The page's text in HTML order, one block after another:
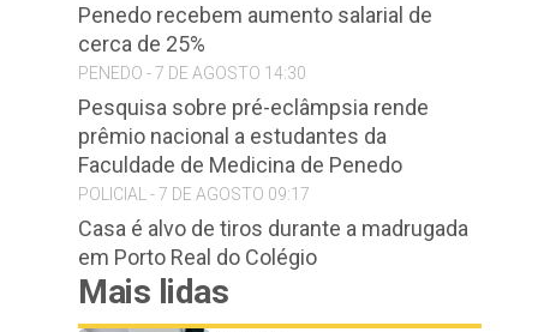
Penedo recebem aumento salarial de
cerca de 25%
PENEDO - 7 DE AGOSTO 14:30
Pesquisa sobre pré-eclâmpsia rende
prêmio nacional a estudantes da
Faculdade de Medicina de Penedo
POLICIAL - 7 DE AGOSTO 09:17
Casa é alvo de tiros durante a madrugada
em Porto Real do Colégio
Mais lidas